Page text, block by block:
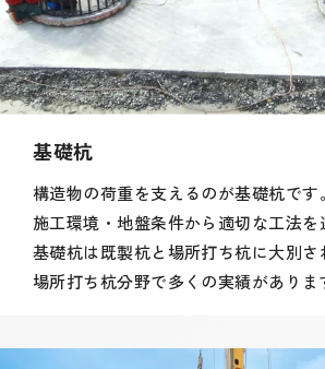
基礎杭
構造物の荷重を支えるのが基礎杭です
施工環境・地盤条件から適切な工法を
基礎杭は既製杭と場所打ち杭に大別
場所打ち杭分野で多くの実績がありま